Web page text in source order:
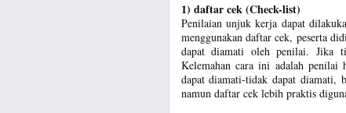
1) daftar cek (Check-list)
Penilaian unjuk kerja dapat
menggunakan daftar cek, peserta
dapat diamati oleh penilai. Jika
Kelemahan cara ini adalah penilai
dapat diamati-tidak dapat diamati,
namun daftar cek lebih praktis